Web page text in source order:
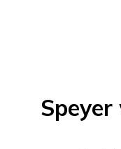
Speyer